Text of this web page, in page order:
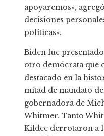
apoyaremos»,
decisiones
políticas».
Biden fue
otro demócrata que
destacado en la
mitad de mandato
gobernadora de
Whitmer. Tanto
Kildee derrotaron a